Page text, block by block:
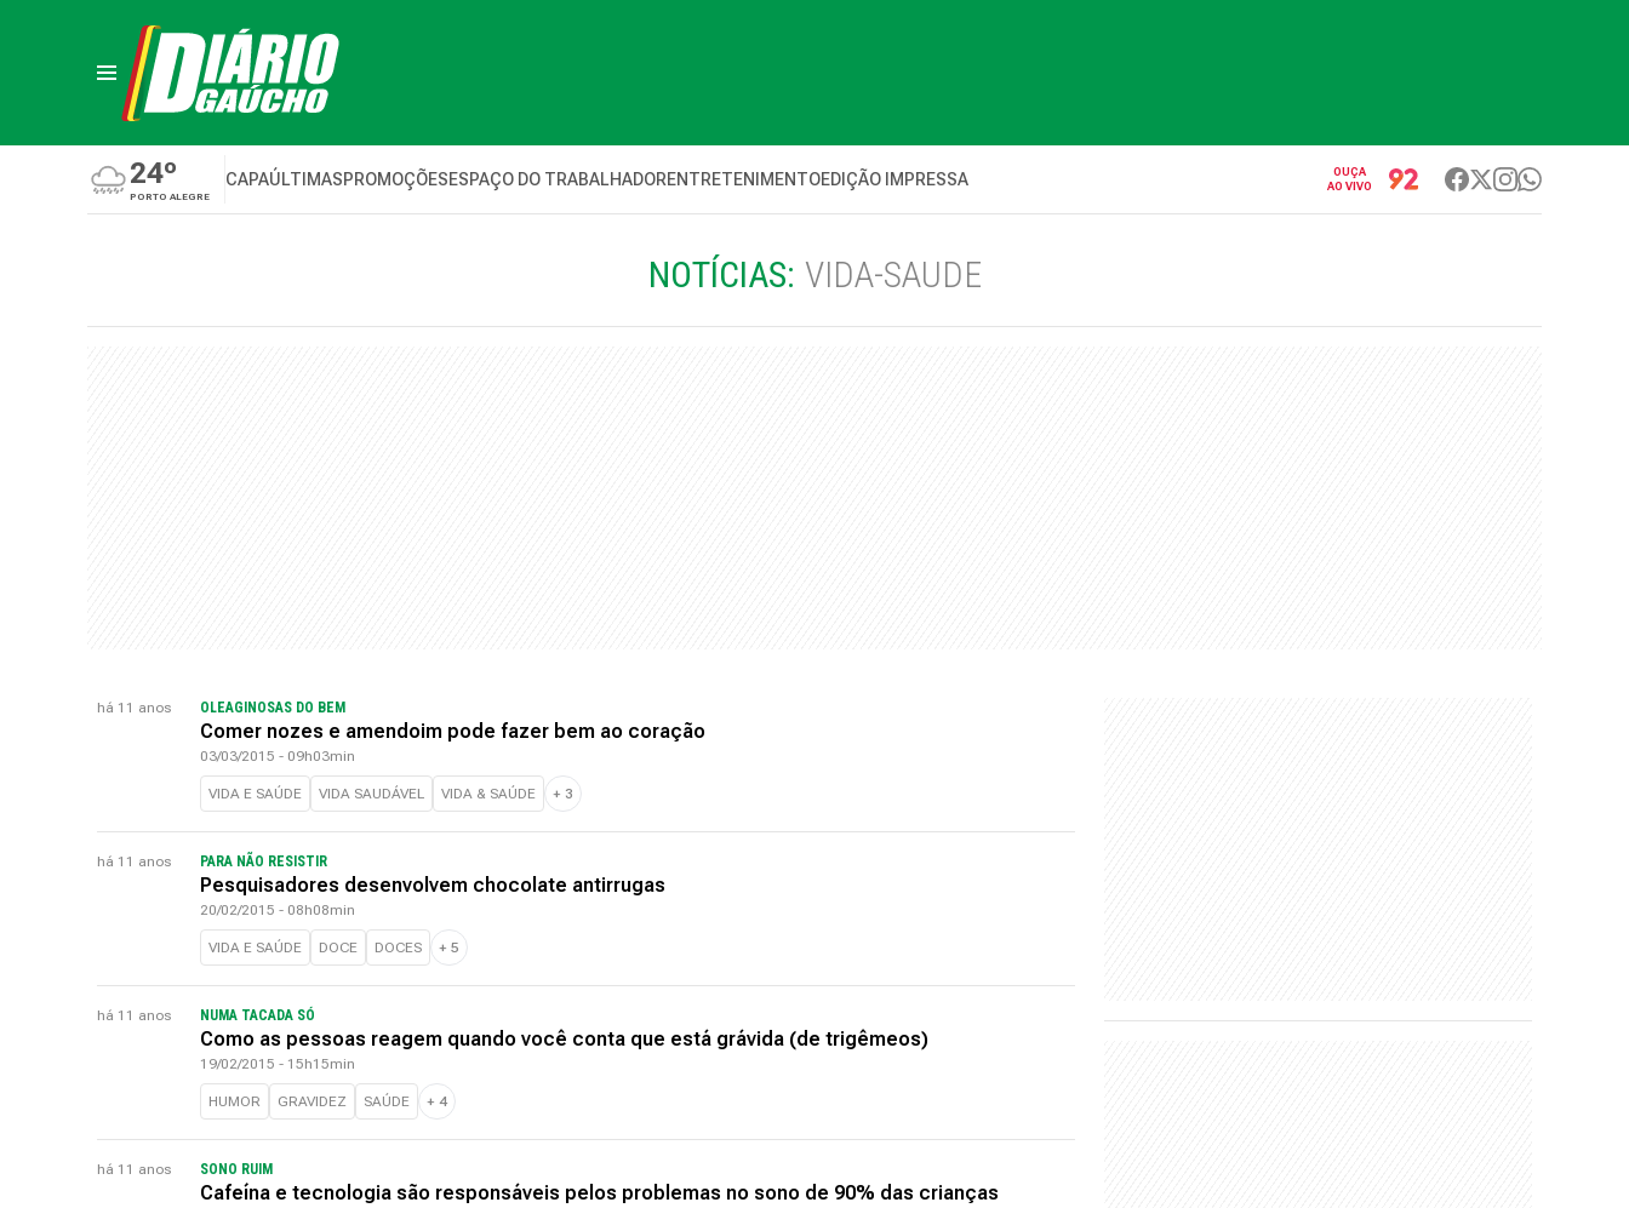
24º
PORTO ALEGRE
CAPAÚLTIMASPROMOÇÕESESPAÇO DO TRABALHADORENTRETENIMENTOEDIÇÃO IMPRESSA
OUÇA
AO VIVO
NOTÍCIAS: VIDA-SAUDE
há 11 anos OLEAGINOSAS DO BEM
Comer nozes e amendoim pode fazer bem ao coração
03/03/2015 - 09h03min
VIDA E SAÚDE VIDA SAUDÁVEL VIDA & SAÚDE + 3
há 11 anos PARA NÃO RESISTIR
Pesquisadores desenvolvem chocolate antirrugas
20/02/2015 - 08h08min
VIDA E SAÚDE DOCE DOCES + 5
há 11 anos NUMA TACADA SÓ
Como as pessoas reagem quando você conta que está grávida (de trigêmeos)
19/02/2015 - 15h15min
HUMOR GRAVIDEZ SAÚDE + 4
há 11 anos SONO RUIM
Cafeína e tecnologia são responsáveis pelos problemas no sono de 90% das crianças